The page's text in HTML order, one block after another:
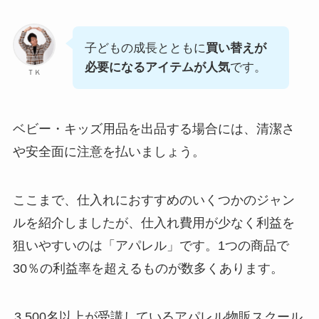
ＴＫ
子どもの成長とともに買い替えが
必要になるアイテムが人気です。
ベビー・キッズ用品を出品する場合には、清潔さ
や安全面に注意を払いましょう。
ここまで、仕入れにおすすめのいくつかのジャン
ルを紹介しましたが、仕入れ費用が少なく利益を
狙いやすいのは「アパレル」です。1つの商品で
30％の利益率を超えるものが数多くあります。